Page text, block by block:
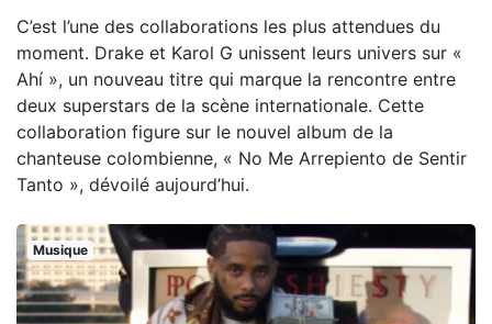
C’est l’une des collaborations les plus attendues du
moment. Drake et Karol G unissent leurs univers sur «
Ahí », un nouveau titre qui marque la rencontre entre
deux superstars de la scène internationale. Cette
collaboration figure sur le nouvel album de la
chanteuse colombienne, « No Me Arrepiento de Sentir
Tanto », dévoilé aujourd’hui.
Musique